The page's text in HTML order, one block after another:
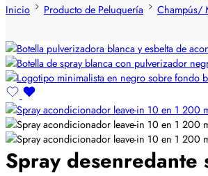
Inicio Producto de Peluquería Champús/
Spray desenredante